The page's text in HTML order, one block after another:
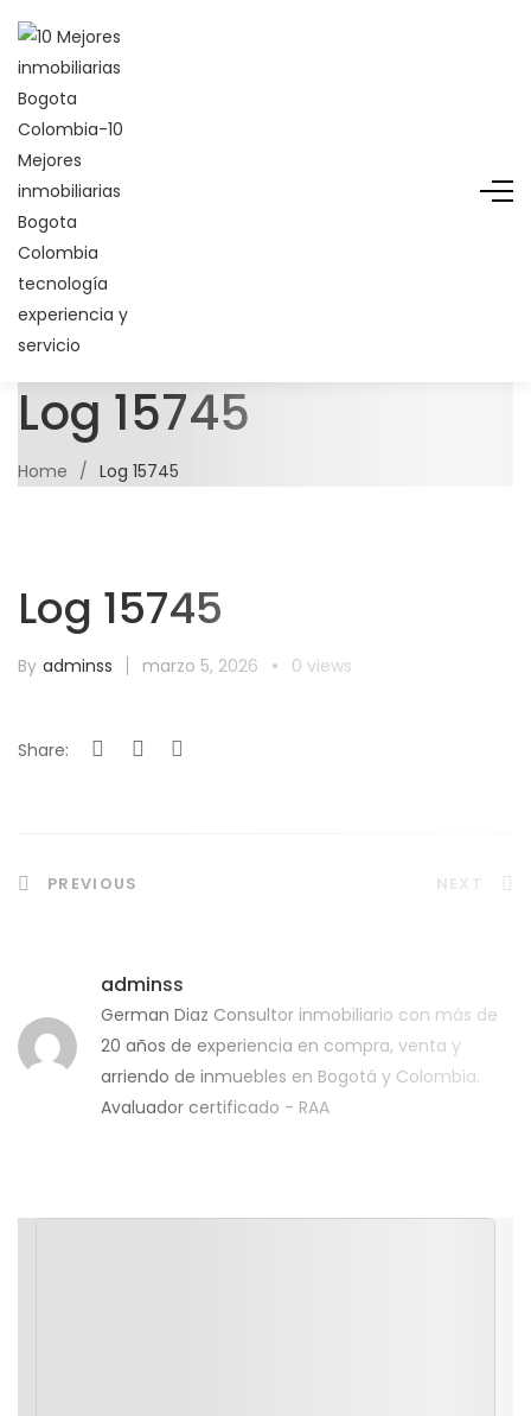
Log 15745
Home / Log 15745
Log 15745
By adminss marzo 5, 2026 0 views
Share:
Navegación
entradas
PREVIOUS NEXT
adminss
German Diaz Consultor inmobiliario con más de
20 años de experiencia en compra, venta y
arriendo de inmuebles en Bogotá y Colombia.
Avaluador certificado - RAA